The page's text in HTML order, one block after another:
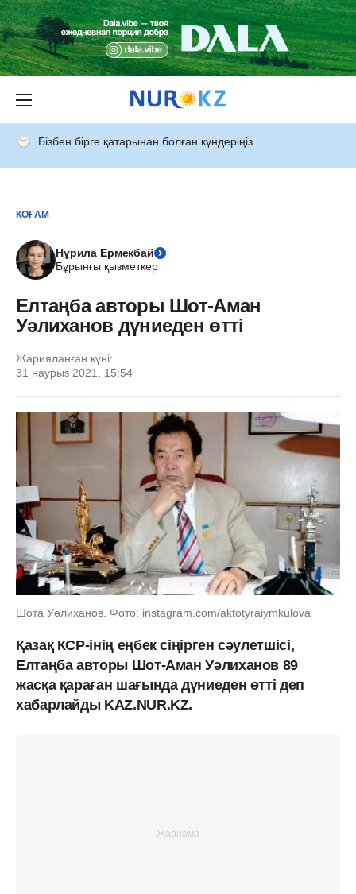
Бізбен бірге қатарынан болған күндеріңіз
ҚОҒАМ
Нұрила Ермекбай
Бұрынғы қызметкер
Елтаңба авторы Шот-Аман
Уәлиханов дүниеден өтті
Жарияланған күні:
31 наурыз 2021, 15:54
Шота Уәлиханов. Фото: instagram.com/aktotyraiymkulova
Қазақ КСР-інің еңбек сіңірген сәулетшісі,
Елтаңба авторы Шот-Аман Уәлиханов 89
жасқа қараған шағында дүниеден өтті деп
хабарлайды KAZ.NUR.KZ.